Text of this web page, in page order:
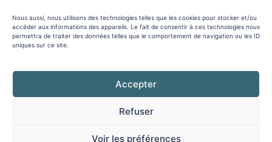
Nous aussi, nous utilisons des technologies telles que les cookies pour stocker et/ou
accéder aux informations des appareils. Le fait de consentir à ces technologies nous
permettra de traiter des données telles que le comportement de navigation ou les ID
uniques sur ce site.
Accepter
Refuser
Voir les préférences
Déclaration
Universelle
des Droits
l'Homme